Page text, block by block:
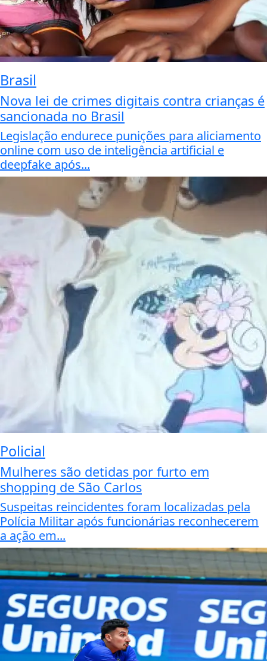
Brasil
Nova lei de crimes digitais contra crianças é
sancionada no Brasil
Legislação endurece punições para aliciamento
online com uso de inteligência artificial e
deepfake após...
Policial
Mulheres são detidas por furto em
shopping de São Carlos
Suspeitas reincidentes foram localizadas pela
Polícia Militar após funcionárias reconhecerem
a ação em...